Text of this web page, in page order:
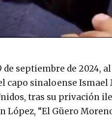
septiembre de 2024, al
capo sinaloense Ismael
tras su privación
López, “El Güero